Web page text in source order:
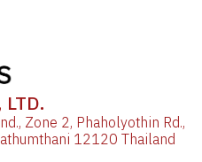
LTD.
Zone 2, Phaholyothin Rd.,
12120 Thailand